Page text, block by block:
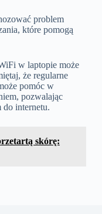
problem
które pomogą
w laptopie może
że regularne
pomóc w
pozwalając
do internetu.
skórę: